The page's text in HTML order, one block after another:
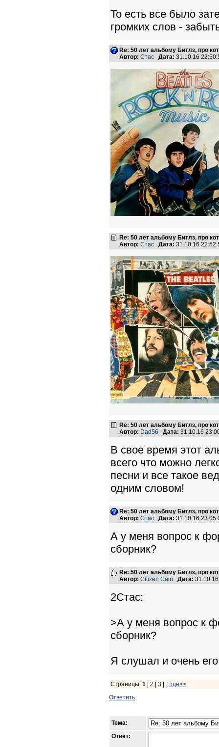
То есть все было
громких слов -
Re: 50 лет альбому Битлз, про
Автор: Стас Дата: 31.10.16
Re: 50 лет альбому Битлз, про
Автор: Стас Дата: 31.10.16
Re: 50 лет альбому Битлз, про
Автор: Dad56 Дата: 31.10.16
В свое время этот
всего что можно
песни и все такое
одним словом!
Re: 50 лет альбому Битлз, про
Автор: Стас Дата: 31.10.16
А у меня вопрос к
сборник?
Re: 50 лет альбому Битлз, про
Автор: Citizen Cain Дата:
2Стас:
>А у меня вопрос к
сборник?
Я слушал и очень
Страницы: 1 2 3
Еще>>
Ответить
Тема:
Ответ: